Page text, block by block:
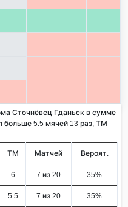
Сточнёвец Гданьск в сумме
больше 5.5 мячей 13 раз, ТМ
ТМ Матчей Вероят.
6 7 из 20 35%
5.5 7 из 20 35%